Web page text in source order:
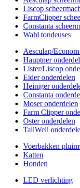
Liscop
FarmClipper
Constanta
Wahl tondeuses
Aesculap/
Hauptner
Lister/Liscop
Eider onderdelen
Heiniger
Constanta
Moser onderdelen
Farm Clipper
Oster onderdelen
TailWell
Voerbakken
Katten
Honden
LED verlichting